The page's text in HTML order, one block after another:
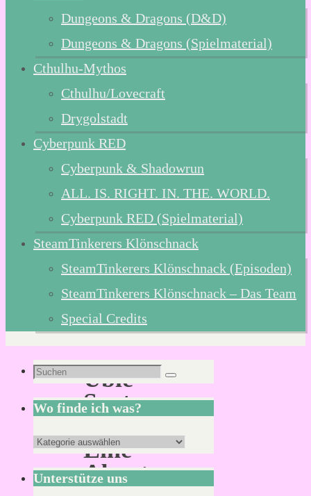
Dungeons & Dragons (D&D)
Dungeons & Dragons (Spielmaterial)
Cthulhu-Mythos
Cthulhu/Lovecraft
Drygolstadt
Cyberpunk RED
Cyberpunk & Shadowrun
ALL. IS. RIGHT. IN. THE. WORLD.
Cyberpunk RED (Spielmaterial)
SteamTinkerers Klönschnack
SteamTinkerers Klönschnack (Episoden)
SteamTinkerers Klönschnack – Das Team
Special Credits
Üble
Saat
–
Eine
Abenteuer-
Suchen
nach:
Suchen
Wo finde ich was?
Wo
finde
ich
Unterstütze uns